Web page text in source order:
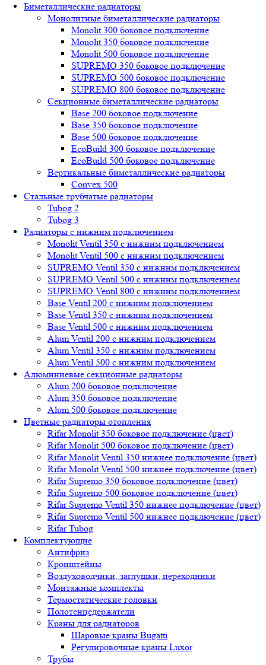
Биметаллические радиаторы
Монолитные биметаллические радиаторы
Mоnоlit 300 боковое подключение
Mоnоlit 350 боковое подключение
Mоnоlit 500 боковое подключение
SUРREMО 350 боковое подключение
SUРREMО 500 боковое подключение
SUРREMО 800 боковое подключение
Секционные биметаллические радиаторы
Base 200 боковое подключение
Base 350 боковое подключение
Base 500 боковое подключение
EcoBuild 300 боковое подключение
EcoBuild 500 боковое подключение
Вертикальные биметаллические радиаторы
Convex 500
Стальные трубчатые радиаторы
Tubog 2
Tubog 3
Радиаторы с нижним подключением
Monolit Ventil 350 с нижним подключением
Monolit Ventil 500 с нижним подключением
SUPREMO Ventil 350 с нижним подключением
SUPREMO Ventil 500 с нижним подключением
SUPREMO Ventil 800 с нижним подключением
Base Ventil 200 с нижним подключением
Base Ventil 350 с нижним подключением
Base Ventil 500 с нижним подключением
Alum Ventil 200 с нижним подключением
Alum Ventil 350 с нижним подключением
Alum Ventil 500 с нижним подключением
Алюминиевые секционные радиаторы
Alum 200 боковое подключение
Alum 350 боковое подключение
Alum 500 боковое подключение
Цветные радиаторы отопления
Rifar Monolit 350 боковое подключение (цвет)
Rifar Monolit 500 боковое подключение (цвет)
Rifar Monolit Ventil 350 нижнее подключение (цвет)
Rifar Monolit Ventil 500 нижнее подключение (цвет)
Rifar Supremo 350 боковое подключение (цвет)
Rifar Supremo 500 боковое подключение (цвет)
Rifar Supremo Ventil 350 нижнее подключение (цвет)
Rifar Supremo Ventil 500 нижнее подключение (цвет)
Rifar Tubog
Комплектующие
Антифриз
Кронштейны
Воздуховодчики, заглушки, переходники
Монтажные комплекты
Термостатические головки
Полотенцедержатели
Краны для радиаторов
Шаровые краны Bugatti
Регулировочные краны Luxor
Трубы